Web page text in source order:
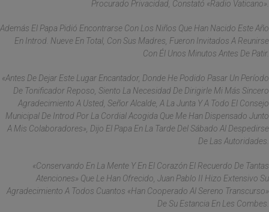
Procurado Privacidad, Constató «Radio Vaticano».
Además El Papa Pidió Encontrarse Con Los Niños Que Han Nacido Este Año
En Introd. Nueve En Total, Con Sus Madres, Fueron Invitados A Reunirse
Con Él Unos Minutos Antes De Patir.
«Antes De Dejar Este Lugar Encantador, Donde He Podido Pasar Un Período
De Tonificador Reposo, Siento La Necesidad De Dirigirle Mi Más Sincero
Agradecimiento A Usted, Señor Alcalde, A La Junta Y A Todo El Consejo
Municipal De Introd Por La Cordial Acogida Que Me Han Dispensado Junto
A Mis Colaboradores», Dijo El Papa En La Tarde Del Sábado Al Despedirse
De Las Autoridades.
«Conservando En La Mente Y En El Corazón El Recuerdo De Tantas
Atenciones» Que Le Han Ofrecido, Juan Pablo II Hizo Extensivo Su
Agradecimiento A Todos Cuantos «han Cooperado Al Sereno Transcurso»
De Su Estancia En Les Combes.